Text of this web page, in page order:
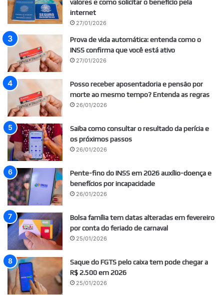
valores e como solicitar o benefício pela
internet
27/01/2026
Prova de vida automática: entenda como o
INSS confirma que você está ativo
27/01/2026
Posso receber aposentadoria e pensão por
morte ao mesmo tempo? Entenda as regras
26/01/2026
Saiba como consultar o resultado da perícia e
os próximos passos
26/01/2026
Pente-fino do INSS em 2026 auxílio-doença e
benefícios por incapacidade
26/01/2026
Bolsa família tem datas alteradas em fevereiro
por conta do feriado de carnaval
25/01/2026
Saque do FGTS pelo caixa tem pode chegar a
R$ 2.500 em 2026
25/01/2026